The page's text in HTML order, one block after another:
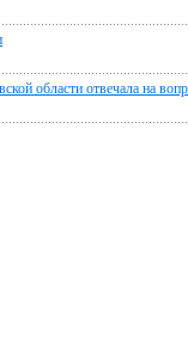
области отвечала на